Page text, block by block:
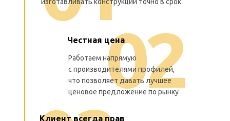
02
Работаем напрямую
с производителями профилей,
что позволяет давать лучшее
ценовое предложение по рынку
Честная цена
Клиент всегда прав